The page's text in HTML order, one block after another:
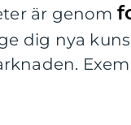
är genom
dig nya